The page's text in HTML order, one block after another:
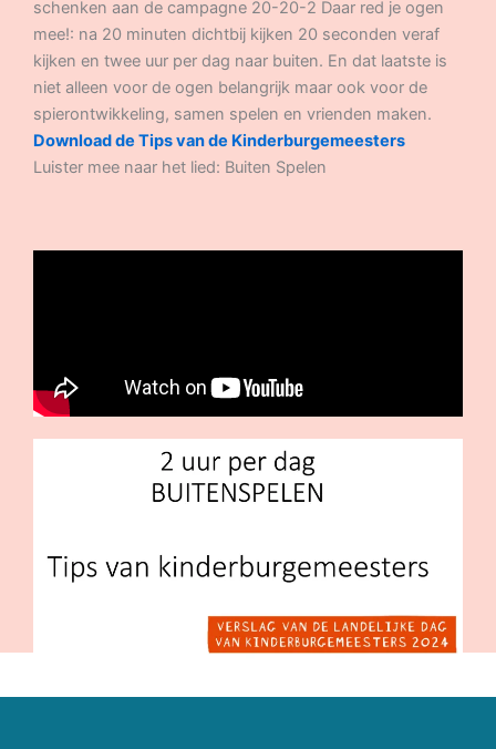
schenken aan de campagne 20-20-2 Daar red je ogen
mee!: na 20 minuten dichtbij kijken 20 seconden veraf
kijken en twee uur per dag naar buiten. En dat laatste is
niet alleen voor de ogen belangrijk maar ook voor de
spierontwikkeling, samen spelen en vrienden maken.
Download de Tips van de Kinderburgemeesters
Luister mee naar het lied: Buiten Spelen